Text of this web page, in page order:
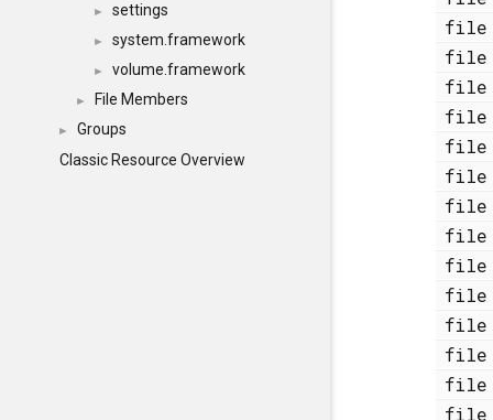
► settings
► system.framework
► volume.framework
► File Members
►
Groups
Classic Resource Overview